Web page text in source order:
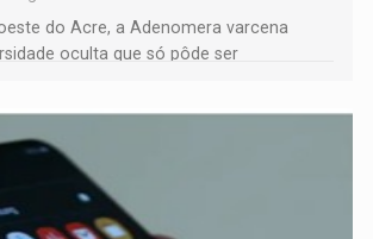
do Acre, a Adenomera varcena
oculta que só pôde ser